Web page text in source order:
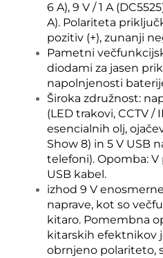
6 A), 9 V / 1 A
A). Polariteta
pozitiv (+), zunanji
Pametni
diodami za jasen
napolnjenosti
Široka združnost:
(LED trakovi, CCTV /
esencialnih olj,
Show 8) in 5 V USB
telefoni). Opomba:
USB kabel.
izhod 9 V
naprave, kot so
kitaro. Pomembna
kitarskih efektnikov
obrnjeno polariteto,